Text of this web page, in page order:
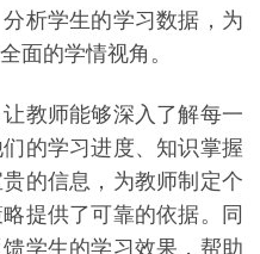
析学生的学习数据，为
面的学情视角。
教师能够深入了解每一
的学习进度、知识掌握
的信息，为教师制定个
提供了可靠的依据。同
学生的学习效果，帮助